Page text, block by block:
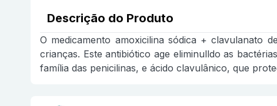
Descrição do Produto
O medicamento amoxicilina sódica + clavulanato
crianças. Este antibiótico age eliminulldo as
família das penicilinas, e ácido clavulânico, que